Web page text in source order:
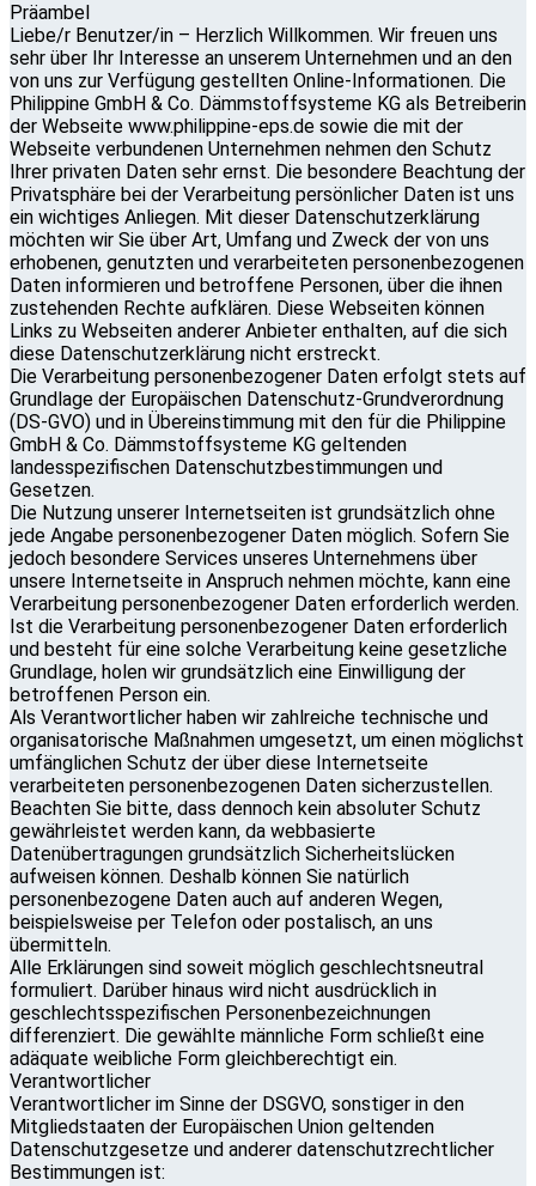
Präambel
Liebe/r Benutzer/in – Herzlich Willkommen. Wir freuen uns
sehr über Ihr Interesse an unserem Unternehmen und an den
von uns zur Verfügung gestellten Online-Informationen. Die
Philippine GmbH & Co. Dämmstoffsysteme KG als Betreiberin
der Webseite www.philippine-eps.de sowie die mit der
Webseite verbundenen Unternehmen nehmen den Schutz
Ihrer privaten Daten sehr ernst. Die besondere Beachtung der
Privatsphäre bei der Verarbeitung persönlicher Daten ist uns
ein wichtiges Anliegen. Mit dieser Datenschutzerklärung
möchten wir Sie über Art, Umfang und Zweck der von uns
erhobenen, genutzten und verarbeiteten personenbezogenen
Daten informieren und betroffene Personen, über die ihnen
zustehenden Rechte aufklären. Diese Webseiten können
Links zu Webseiten anderer Anbieter enthalten, auf die sich
diese Datenschutzerklärung nicht erstreckt.
Die Verarbeitung personenbezogener Daten erfolgt stets auf
Grundlage der Europäischen Datenschutz-Grundverordnung
(DS-GVO) und in Übereinstimmung mit den für die Philippine
GmbH & Co. Dämmstoffsysteme KG geltenden
landesspezifischen Datenschutzbestimmungen und
Gesetzen.
Die Nutzung unserer Internetseiten ist grundsätzlich ohne
jede Angabe personenbezogener Daten möglich. Sofern Sie
jedoch besondere Services unseres Unternehmens über
unsere Internetseite in Anspruch nehmen möchte, kann eine
Verarbeitung personenbezogener Daten erforderlich werden.
Ist die Verarbeitung personenbezogener Daten erforderlich
und besteht für eine solche Verarbeitung keine gesetzliche
Grundlage, holen wir grundsätzlich eine Einwilligung der
betroffenen Person ein.
Als Verantwortlicher haben wir zahlreiche technische und
organisatorische Maßnahmen umgesetzt, um einen möglichst
umfänglichen Schutz der über diese Internetseite
verarbeiteten personenbezogenen Daten sicherzustellen.
Beachten Sie bitte, dass dennoch kein absoluter Schutz
gewährleistet werden kann, da webbasierte
Datenübertragungen grundsätzlich Sicherheitslücken
aufweisen können. Deshalb können Sie natürlich
personenbezogene Daten auch auf anderen Wegen,
beispielsweise per Telefon oder postalisch, an uns
übermitteln.
Alle Erklärungen sind soweit möglich geschlechtsneutral
formuliert. Darüber hinaus wird nicht ausdrücklich in
geschlechtsspezifischen Personenbezeichnungen
differenziert. Die gewählte männliche Form schließt eine
adäquate weibliche Form gleichberechtigt ein.
Verantwortlicher
Verantwortlicher im Sinne der DSGVO, sonstiger in den
Mitgliedstaaten der Europäischen Union geltenden
Datenschutzgesetze und anderer datenschutzrechtlicher
Bestimmungen ist: